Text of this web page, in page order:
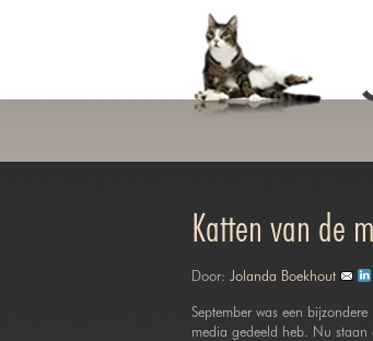
Katten van de
Door: Jolanda Boekhout
September was een
media gedeeld heb. Nu staan